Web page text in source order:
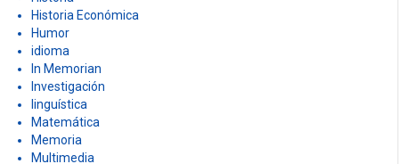
Derecho
Derechos Humanos
DOCUMENTOS
Economía
Educación
Estado
Filosofía
Historia
Historia Económica